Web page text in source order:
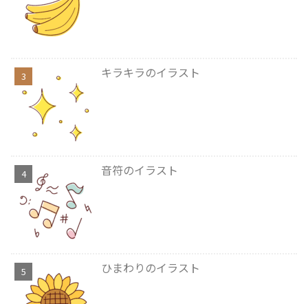
キラキラのイラスト
音符のイラスト
ひまわりのイラスト